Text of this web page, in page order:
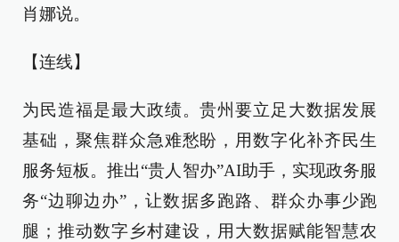
肖娜说。
【连线】
为民造福是最大政绩。贵州要立足大数据发展
基础，聚焦群众急难愁盼，用数字化补齐民生
服务短板。推出“贵人智办”AI助手，实现政务服
务“边聊边办”，让数据多跑路、群众办事少跑
腿；推动数字乡村建设，用大数据赋能智慧农